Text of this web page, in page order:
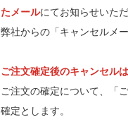
たメールにてお知らせいた
弊社からの「キャンセルメ
ご注文確定後のキャンセル
ご注文の確定について、「
確定とします。